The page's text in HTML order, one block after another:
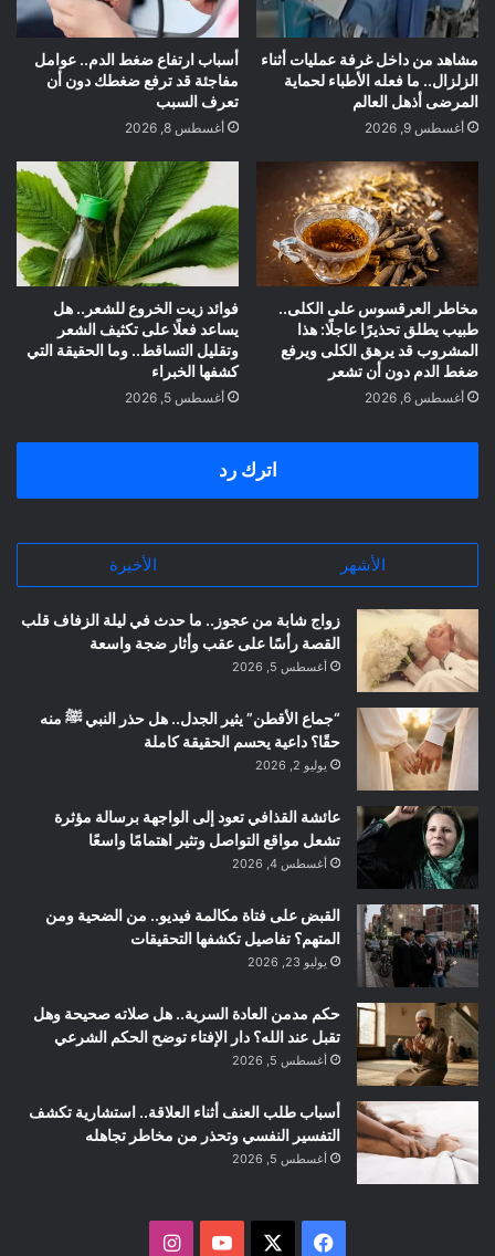
مشاهد من داخل غرفة عمليات أثناء
الزلزال.. ما فعله الأطباء لحماية
المرضى أذهل العالم
أغسطس 9, 2026
أسباب ارتفاع ضغط الدم.. عوامل
مفاجئة قد ترفع ضغطك دون أن
تعرف السبب
أغسطس 8, 2026
مخاطر العرقسوس على الكلى..
طبيب يطلق تحذيرًا عاجلًا: هذا
المشروب قد يرهق الكلى ويرفع
ضغط الدم دون أن تشعر
أغسطس 6, 2026
فوائد زيت الخروع للشعر.. هل
يساعد فعلًا على تكثيف الشعر
وتقليل التساقط.. وما الحقيقة التي
كشفها الخبراء
أغسطس 5, 2026
اترك رد
الأشهر الأخيرة
زواج شابة من عجوز.. ما حدث في ليلة الزفاف قلب
القصة رأسًا على عقب وأثار ضجة واسعة
أغسطس 5, 2026
“جماع الأقطن” يثير الجدل.. هل حذر النبي ﷺ منه
حقًا؟ داعية يحسم الحقيقة كاملة
يوليو 2, 2026
عائشة القذافي تعود إلى الواجهة برسالة مؤثرة
تشعل مواقع التواصل وتثير اهتمامًا واسعًا
أغسطس 4, 2026
القبض على فتاة مكالمة فيديو.. من الضحية ومن
المتهم؟ تفاصيل تكشفها التحقيقات
يوليو 23, 2026
حكم مدمن العادة السرية.. هل صلاته صحيحة وهل
تقبل عند الله؟ دار الإفتاء توضح الحكم الشرعي
أغسطس 5, 2026
أسباب طلب العنف أثناء العلاقة.. استشارية تكشف
التفسير النفسي وتحذر من مخاطر تجاهله
أغسطس 5, 2026